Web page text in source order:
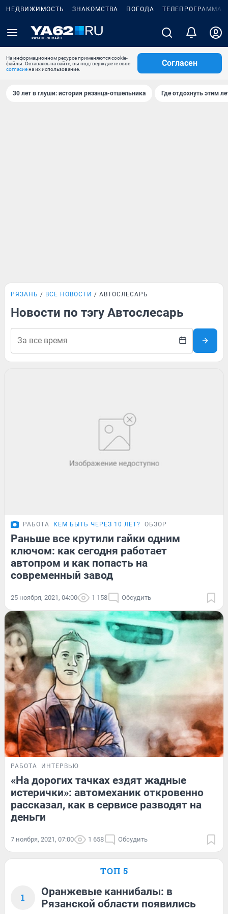
НЕДВИЖИМОСТЬ ЗНАКОМСТВА ПОГОДА ТЕЛЕПРОГРАММА
На информационном ресурсе применяются cookie-
файлы. Оставаясь на сайте, вы подтверждаете свое
согласиена их использование.
Согласен
30 лет в глуши: история рязанца-отшельника Где отдохнуть этим
РЯЗАНЬ ВСЕ НОВОСТИ АВТОСЛЕСАРЬ
Новости по тэгу Автослесарь
РАБОТА КЕМ БЫТЬ ЧЕРЕЗ 10 ЛЕТ? ОБЗОР
Раньше все крутили гайки одним
ключом: как сегодня работает
автопром и как попасть на
современный завод
25 ноября, 2021, 04:00 1 158 Обсудить
РАБОТА ИНТЕРВЬЮ
«На дорогих тачках ездят жадные
истерички»: автомеханик откровенно
рассказал, как в сервисе разводят на
деньги
7 ноября, 2021, 07:00 1 658 Обсудить
ТОП 5
1
Оранжевые каннибалы: в
Рязанской области появились